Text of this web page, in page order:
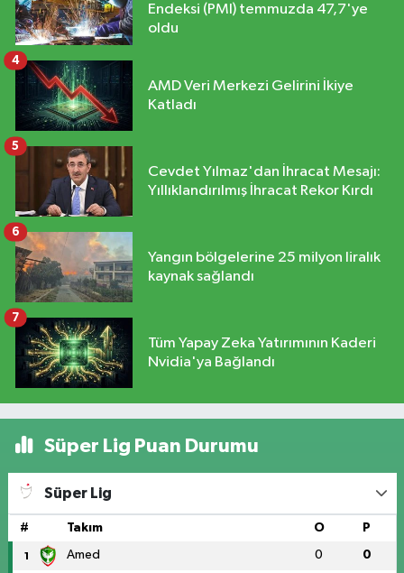
Endeksi (PMI) temmuzda 47,7'ye
oldu
AMD Veri Merkezi Gelirini İkiye
Katladı
4
Cevdet Yılmaz'dan İhracat Mesajı:
Yıllıklandırılmış İhracat Rekor Kırdı
5
Yangın bölgelerine 25 milyon liralık
kaynak sağlandı
6
Tüm Yapay Zeka Yatırımının Kaderi
Nvidia'ya Bağlandı
7
Süper Lig Puan Durumu
Süper Lig
# Takım O P
1 Amed 0 0